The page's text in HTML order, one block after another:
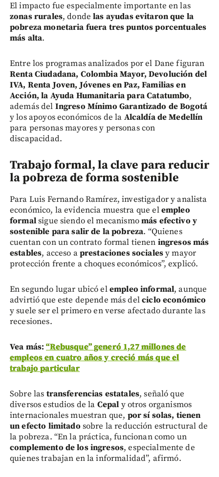
El impacto fue especialmente importante en las
zonas rurales, dondelas ayudas evitaron que la
pobreza monetaria fuera tres puntos porcentuales
más alta.
Entre los programas analizados por el Dane figuran
Renta Ciudadana, Colombia Mayor, Devolución del
IVA, Renta Joven, Jóvenes en Paz, Familias en
Acción, la Ayuda Humanitaria para Catatumbo,
además del Ingreso Mínimo Garantizado de Bogotá
y los apoyos económicos de la Alcaldía de Medellín
para personas mayores y personas con
discapacidad.
Trabajo formal, la clave para reducir
la pobreza de forma sostenible
Para Luis Fernando Ramírez, investigador y analista
económico, la evidencia muestra que elempleo
formalsigue siendo el mecanismomás efectivo y
sostenible para salir de la pobreza. “Quienes
cuentan con un contrato formal tienen ingresos más
estables, acceso aprestaciones socialesy mayor
protección frente a choques económicos”, explicó.
En segundo lugar ubicó elempleo informal, aunque
advirtió que este depende más delciclo económico
y suele ser el primero en verse afectado durante las
recesiones.
Vea más:“Rebusque” generó 1,27 millones de
empleos en cuatro años y creció más que el
trabajo particular
Sobre las transferencias estatales, señaló que
diversos estudios de la Cepal y otros organismos
internacionales muestran que, por sí solas, tienen
un efecto limitado sobre la reducción estructural de
la pobreza. “En la práctica, funcionan como un
complemento de los ingresos, especialmente de
quienes trabajan en la informalidad”, afirmó.